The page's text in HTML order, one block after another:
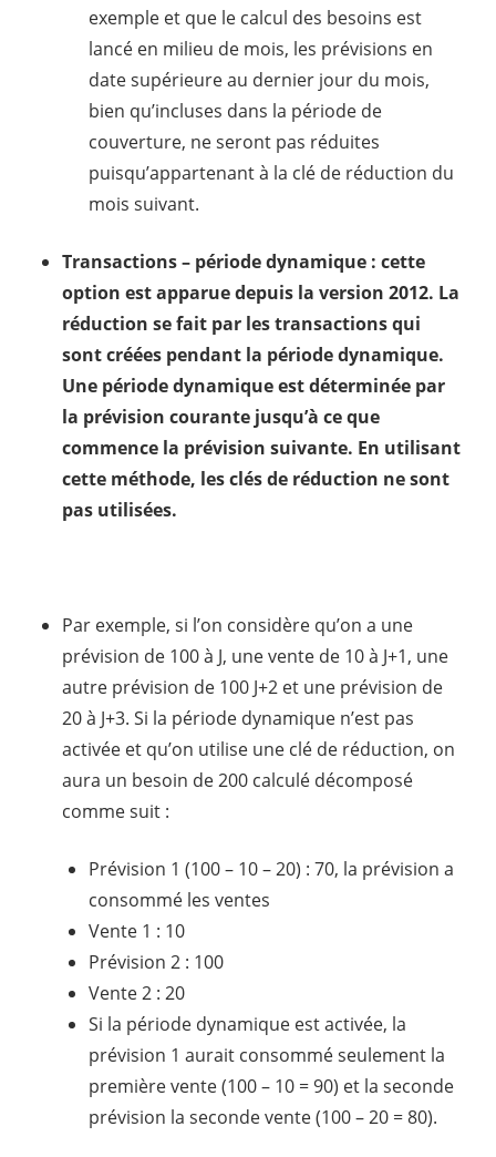
exemple et que le calcul des besoins est
lancé en milieu de mois, les prévisions en
date supérieure au dernier jour du mois,
bien qu’incluses dans la période de
couverture, ne seront pas réduites
puisqu’appartenant à la clé de réduction du
mois suivant.
Transactions – période dynamique : cette
option est apparue depuis la version 2012. La
réduction se fait par les transactions qui
sont créées pendant la période dynamique.
Une période dynamique est déterminée par
la prévision courante jusqu’à ce que
commence la prévision suivante. En utilisant
cette méthode, les clés de réduction ne sont
pas utilisées.
Par exemple, si l’on considère qu’on a une
prévision de 100 à J, une vente de 10 à J+1, une
autre prévision de 100 J+2 et une prévision de
20 à J+3. Si la période dynamique n’est pas
activée et qu’on utilise une clé de réduction, on
aura un besoin de 200 calculé décomposé
comme suit :
Prévision 1 (100 – 10 – 20) : 70, la prévision a
consommé les ventes
Vente 1 : 10
Prévision 2 : 100
Vente 2 : 20
Si la période dynamique est activée, la
prévision 1 aurait consommé seulement la
première vente (100 – 10 = 90) et la seconde
prévision la seconde vente (100 – 20 = 80).